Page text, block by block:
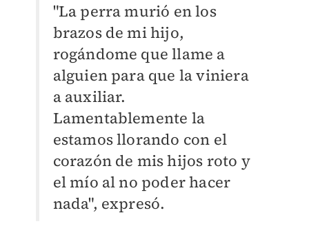
"La perra murió en los
brazos de mi hijo,
rogándome que llame a
alguien para que la viniera
a auxiliar.
Lamentablemente la
estamos llorando con el
corazón de mis hijos roto y
el mío al no poder hacer
nada", expresó.